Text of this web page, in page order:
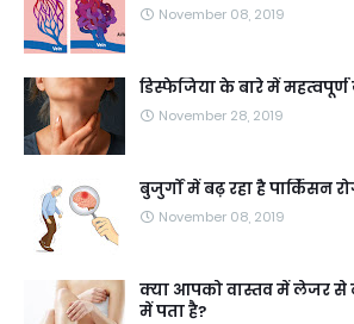
November 08, 2019
डिस्फेजिया के बारे में महत्वपूर्ण
November 28, 2019
बुजुर्गों में बढ़ रहा है पार्किंसन
November 08, 2019
क्या आपको वास्तव में लेजर से
में पता है?